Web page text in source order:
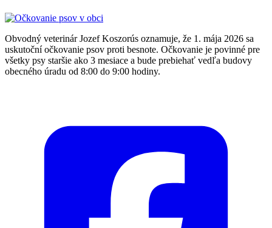
Obvodný veterinár Jozef Koszorús oznamuje, že 1. mája 2026 sa
uskutoční očkovanie psov proti besnote. Očkovanie je povinné pre
všetky psy staršie ako 3 mesiace a bude prebiehať vedľa budovy
obecného úradu od 8:00 do 9:00 hodiny.